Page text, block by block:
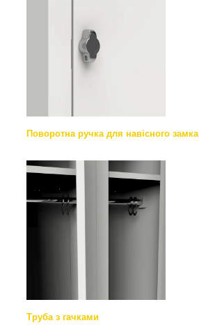
Поворотна ручка для навісного замка
Труба з гачками